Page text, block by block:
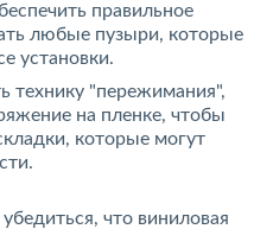
правильное
любые пузыри, которые
установки.
технику "пережимания",
на пленке, чтобы
которые могут
что виниловая